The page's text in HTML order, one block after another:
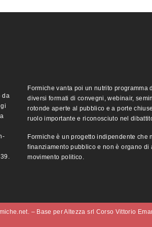
da
Formiche vanta poi un nutrito programma
diversi formati di convegni, webinair,
rotonde aperte al pubblico e a porte
ruolo importante e riconosciuto nel
Formiche è un progetto indipendente che
finanziamento pubblico e non è organo di
movimento politico.
– Base per Altezza srl Corso Vittorio